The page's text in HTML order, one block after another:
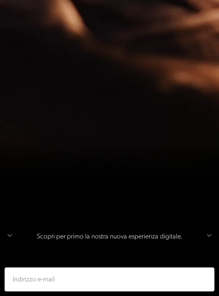
Scopri per primo la nostra nuova esperienza digitale.
E-mail